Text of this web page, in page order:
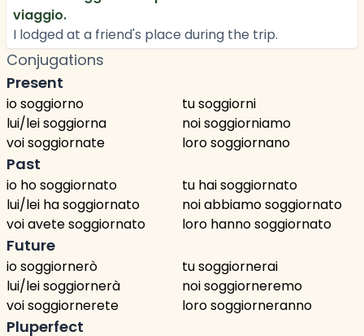
viaggio.
I lodged at a friend's place during the trip.
Conjugations
Present
io soggiorno
tu soggiorni
lui/lei soggiorna
noi soggiorniamo
voi soggiornate
loro soggiornano
Past
io ho soggiornato
tu hai soggiornato
lui/lei ha soggiornato
noi abbiamo soggiornato
voi avete soggiornato
loro hanno soggiornato
Future
io soggiornerò
tu soggiornerai
lui/lei soggiornerà
noi soggiorneremo
voi soggiornerete
loro soggiorneranno
Pluperfect